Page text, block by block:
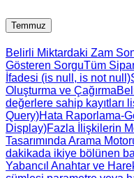
Temmuz
Belirli Miktardaki Zam
Gösteren SorguTüm
İfadesi (is null, is not null)
Oluşturma ve Çağırma
değerlere sahip kayıtları
Query)Hata Raporlama-
Display)Fazla İlişkilerin
Tasarımında Arama
dakikada ikiye bölünen
Yabancıl Anahtar ve